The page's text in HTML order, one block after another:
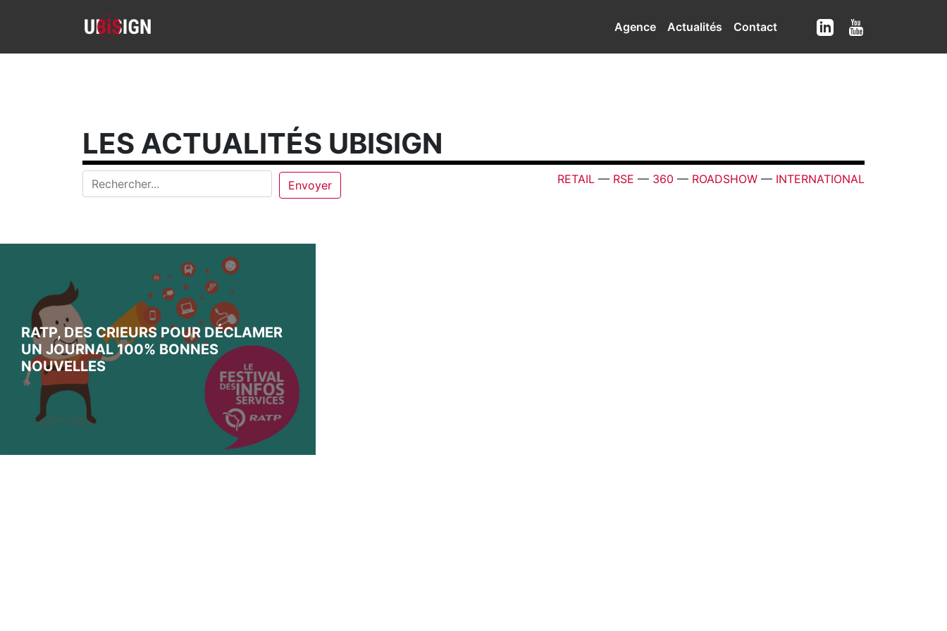
Agence Actualités Contact
LES ACTUALITÉS UBISIGN
RETAIL — RSE — 360 — ROADSHOW — INTERNATIONAL
RATP, DES CRIEURS POUR DÉCLAMER
UN JOURNAL 100% BONNES
NOUVELLES